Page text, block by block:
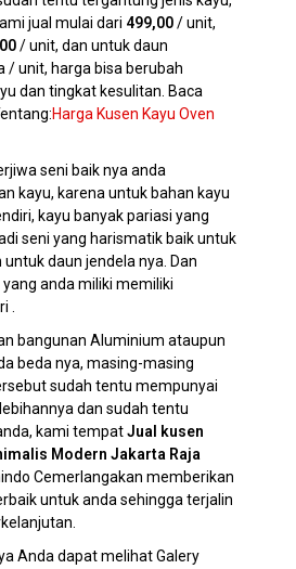
jual mulai dari 499,00/ unit,
/ unit, dan untuk daun
/ unit, harga bisa berubah
dan tingkat kesulitan. Baca
Harga Kusen Kayu Oven
seni baik nya anda
kayu, karena untuk bahan kayu
kayu banyak pariasi yang
seni yang harismatik baik untuk
daun jendela nya. Dan
anda miliki memiliki
.
bangunan Aluminium ataupun
beda nya, masing-masing
sudah tentu mempunyai
dan sudah tentu
kami tempatJual kusen
Modern Jakarta Raja
Cemerlangakan memberikan
untuk anda sehingga terjalin
Anda dapat melihat Galery